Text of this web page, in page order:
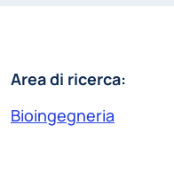
Area di ricerca:
Bioingegneria